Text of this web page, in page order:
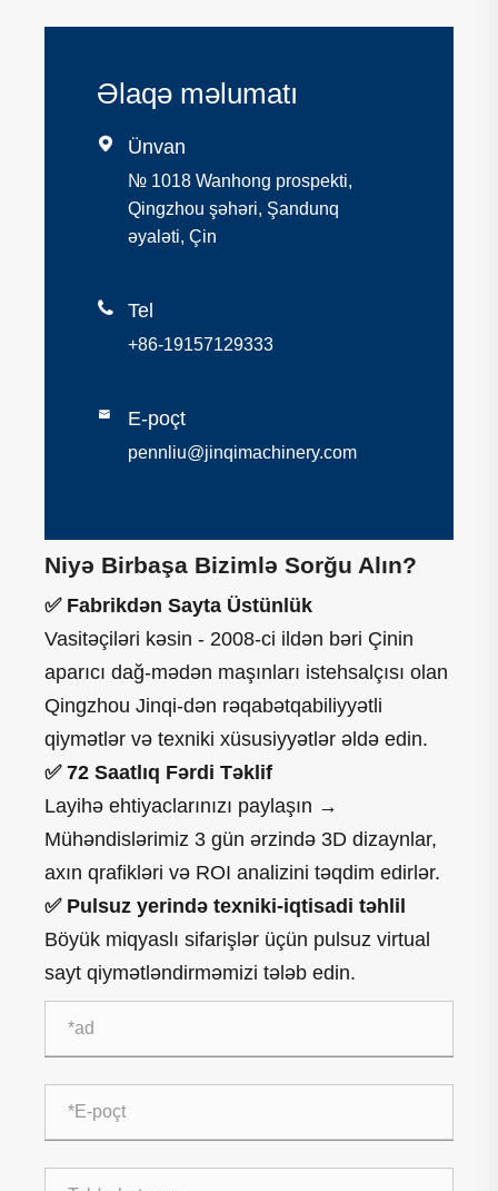
Əlaqə məlumatı
 Ünvan
№ 1018 Wanhong prospekti,
Qingzhou şəhəri, Şandunq
əyaləti, Çin
 Tel
+86-19157129333
 E-poçt
pennliu@jinqimachinery.com
Niyə Birbaşa Bizimlə Sorğu Alın?
✅ Fabrikdən Sayta Üstünlük
Vasitəçiləri kəsin - 2008-ci ildən bəri Çinin
aparıcı dağ-mədən maşınları istehsalçısı olan
Qingzhou Jinqi-dən rəqabətqabiliyyətli
qiymətlər və texniki xüsusiyyətlər əldə edin.
✅ 72 Saatlıq Fərdi Təklif
Layihə ehtiyaclarınızı paylaşın →
Mühəndislərimiz 3 gün ərzində 3D dizaynlar,
axın qrafikləri və ROI analizini təqdim edirlər.
✅ Pulsuz yerində texniki-iqtisadi təhlil
Böyük miqyaslı sifarişlər üçün pulsuz virtual
sayt qiymətləndirməmizi tələb edin.